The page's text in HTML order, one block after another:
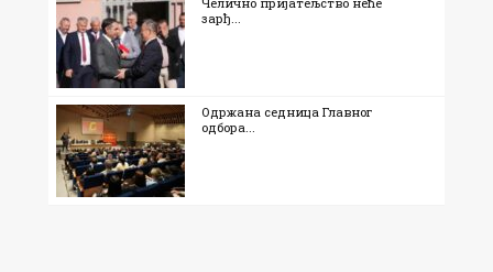
зарђ...
Одржана седница Главног
одбора...